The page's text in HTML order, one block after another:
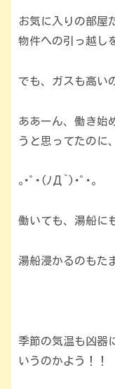
お気に入りの部屋
物件への引っ越し
でも、ガスも高い
ああーん、働き始
うと思ってたのに
｡･ﾟ･(ﾉД`)･ﾟ･｡
働いても、湯船に
湯船浸かるのもた
季節の気温も凶器
いうのかよう！！